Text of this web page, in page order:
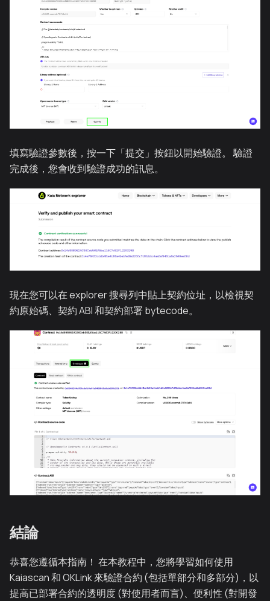
填寫驗證參數後，按一下「提交」按鈕以開始驗證。 驗證
完成後，您會收到驗證成功的訊息。
現在您可以在 explorer 搜尋列中貼上契約位址，以檢視契
約原始碼、契約 ABI 和契約部署 bytecode。
結論
恭喜您遵循本指南！ 在本教程中，您將學習如何使用
Kaiascan 和 OKLink 來驗證合約 (包括單部分和多部分)，以
提高已部署合約的透明度 (對使用者而言)、便利性 (對開發